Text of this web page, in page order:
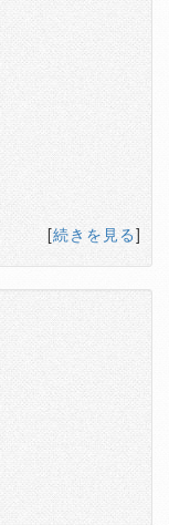
[続きを見る]